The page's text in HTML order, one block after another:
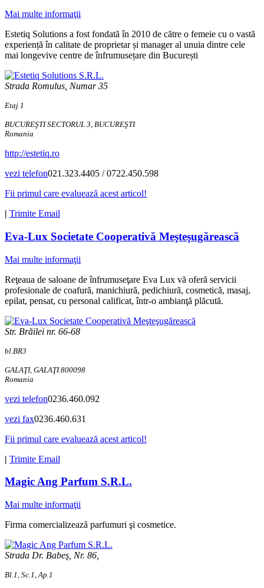
Mai multe informaţii
Estetiq Solutions a fost fondată în 2010 de către o femeie cu o vastă
experiență în calitate de proprietar și manager al unuia dintre cele
mai longevive centre de înfrumusețare din București
Strada Romulus, Numar 35
Etaj 1
BUCUREŞTI SECTORUL 3, BUCUREŞTI
Romania
http://estetiq.ro
vezi telefon021.323.4405 / 0722.450.598
Fii primul care evaluează acest articol!
| Trimite Email
Eva-Lux Societate Cooperativă Meşteşugărească
Mai multe informaţii
Reţeaua de saloane de înfrumuseţare Eva Lux vă oferă servicii
profesionale de coafură, manichiură, pedichiură, cosmetică, masaj,
epilat, pensat, cu personal calificat, într-o ambianţă plăcută.
Str. Brăilei nr. 66-68
bl.BR3
GALAŢI, GALAŢI 800098
Romania
vezi telefon0236.460.092
vezi fax0236.460.631
Fii primul care evaluează acest articol!
| Trimite Email
Magic Ang Parfum S.R.L.
Mai multe informaţii
Firma comercializează parfumuri şi cosmetice.
Strada Dr. Babeş, Nr. 86,
Bl.1, Sc.1, Ap.1